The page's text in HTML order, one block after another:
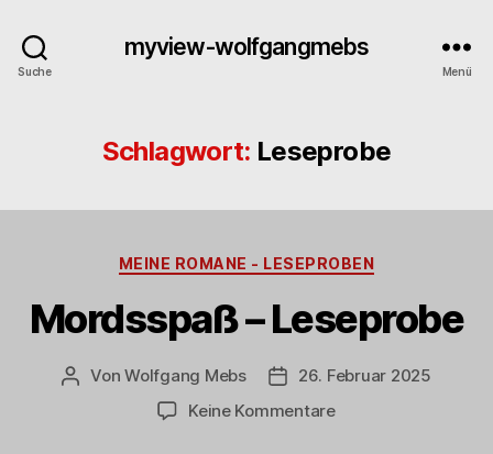
Suche
myview-wolfgangmebs
Menü
Schlagwort: Leseprobe
Kategorien
MEINE ROMANE - LESEPROBEN
Mordsspaß – Leseprobe
Beitragsautor
VonWolfgang Mebs Beitragsdatum
26. Februar 2025
Keine Kommentarezu